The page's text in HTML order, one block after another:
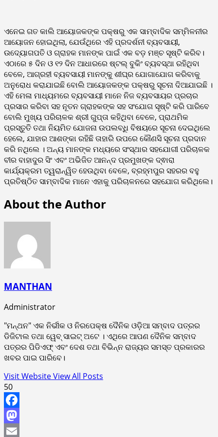
ଏନେଇ ଗତ କାଲି ଆୟୋଜକଙ୍କ ପକ୍ଷରୁ ଏକ ସାମ୍ବାଦିକ ସମ୍ମିଳନୀର
ଆୟୋଜନ ହୋଇଥିଲା, ଯେଉଁଥିରେ ଏହି ପ୍ରଦର୍ଶନୀ ବ୍ୟବସାୟୀ,
ଉଦ୍ୟୋଗପତି ଓ ଗ୍ରାହକ ମାନଙ୍କ ପାଇଁ ଏକ ବଡ଼ ମଞ୍ଚ ସୃଷ୍ଟି କରିବ।
ଏଠାରେ ୫ ଦିନ ଓ ୧୨ ଦିନ ଆଧାରରେ ଷ୍ଟଲ୍ ବୁକିଂ ବ୍ୟବସ୍ଥା ରହିଥିବା
ବେଳେ, ଆଗ୍ରହୀ ବ୍ୟବସାୟୀ ମାନଙ୍କୁ ଶୀଘ୍ର ଯୋଗାଯୋଗ କରିବାକୁ
ଅନୁରୋଧ କରାଯାଇଛି ବୋଲି ଆୟୋଜକଙ୍କ ପକ୍ଷରୁ ସୂଚନା ଦିଆଯାଇଛି ।
ଏହି ମେଳା ମାଧ୍ୟମରେ ବ୍ୟବସାୟୀ ମାନେ ନିଜ ବ୍ୟବସାୟର ପ୍ରଚାର
ପ୍ରସାର କରିବା ସହ ନୂତନ ଗ୍ରାହକଙ୍କ ସହ ସଂଯୋଗ ସୃଷ୍ଟି କରି ପାରିବେ
ବୋଲି ମୁଖ୍ୟ ପରିଚାଳକ ଶ୍ରୀ ଗୁପ୍ତା କହିଥିବା ବେଳେ, ପ୍ରାଥମିକ
ପ୍ରସ୍ତୁତି ତଥା ନିୟମିତ ଯୋଜନା ଉପଲବ୍ଧି ବିଷୟରେ ସୂଚନା ଦେଇଥିଲେ
ହେଲେ, ଯାହାର ଆଶଙ୍କା ରହିଛି ତାହାରି ଉପରେ କୌଣସି ସୂଚନା ପ୍ରଦାନ
କରି ନଥିଲେ । ଅନ୍ୟ ମାନଙ୍କ ମଧ୍ୟରେ ସଂସ୍ଥାର ସହଯୋଗୀ ପରିଚାଳକ
ବୀର ବାହାଦୁର ସିଂ ଏବଂ ଅଭିଜିତ ଆନନ୍ଦ ପ୍ରମୁଖଙ୍କ ଦ୍ଵାରା
କାର୍ଯ୍ୟକ୍ରମ ତ୍ୱରାନ୍ୱିତ ହେଉଥିବା ବେଳେ, ବ୍ରହ୍ମପୁର ସହରର ବହୁ
ପ୍ରତିଷ୍ଠିତ ସାମ୍ବାଦିକ ମାନେ ଏହାକୁ ପରିଚାଳନରେ ସହଯୋଗ କରିଥିଲେ।
About the Author
MANTHAN
Administrator
"ମନ୍ଥନ" ଏକ ନିର୍ଭୀକ ଓ ନିରପେକ୍ଷ ଦୈନିକ ଓଡ଼ିଆ ସମ୍ବାଦ ପତ୍ରର
ଡିଜିଟାଲ ତଥା ୱେବ୍ ସାଇଟ୍ ଅଟେ । ଏଥିରେ ଆପଣ ଦୈନିକ ସମ୍ବାଦ
ପତ୍ରର ପିଡିଏଫ୍ ଏବଂ ଦେଶ ତଥା ବିଭିନ୍ନ ରାଜ୍ୟର ସମସ୍ତ ପ୍ରକାରର
ଖବର ପାଇ ପାରିବେ।
Visit WebsiteView All Posts
50
Facebook
Mastodon